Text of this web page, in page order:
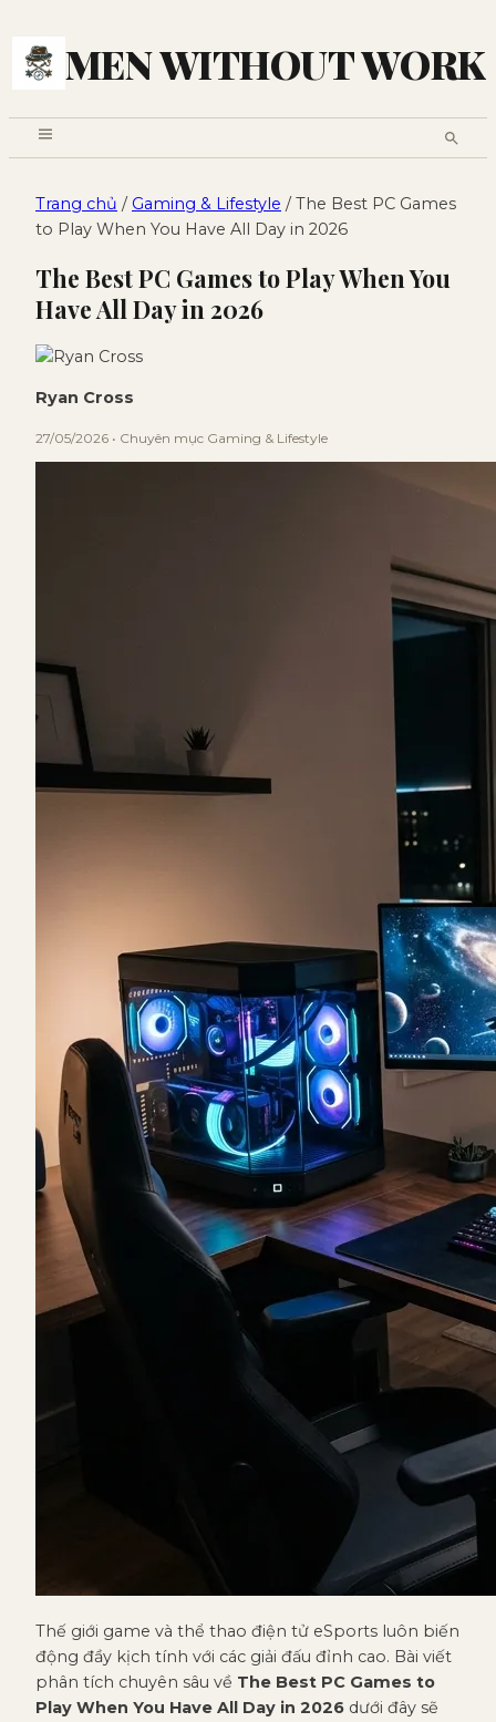
MEN WITHOUT WORK
Trang chủ / Gaming & Lifestyle / The Best PC Games
to Play When You Have All Day in 2026
The Best PC Games to Play When You
Have All Day in 2026
Ryan Cross
27/05/2026 • Chuyên mục Gaming & Lifestyle
Thế giới game và thể thao điện tử eSports luôn biến
động đầy kịch tính với các giải đấu đỉnh cao. Bài viết
phân tích chuyên sâu về The Best PC Games to
Play When You Have All Day in 2026 dưới đây sẽ